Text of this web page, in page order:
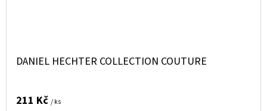
DANIEL HECHTER COLLECTION COUTURE
211 Kč / ks